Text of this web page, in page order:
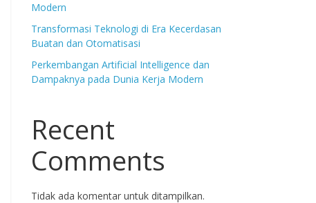
Modern
Transformasi Teknologi di Era Kecerdasan
Buatan dan Otomatisasi
Perkembangan Artificial Intelligence dan
Dampaknya pada Dunia Kerja Modern
Recent
Comments
Tidak ada komentar untuk ditampilkan.